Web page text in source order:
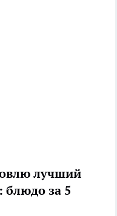
лучший
блюдо за 5